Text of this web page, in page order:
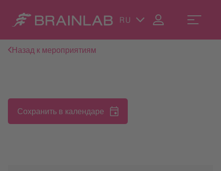
RU
Назад к мероприятиям
Сохранить в календаре